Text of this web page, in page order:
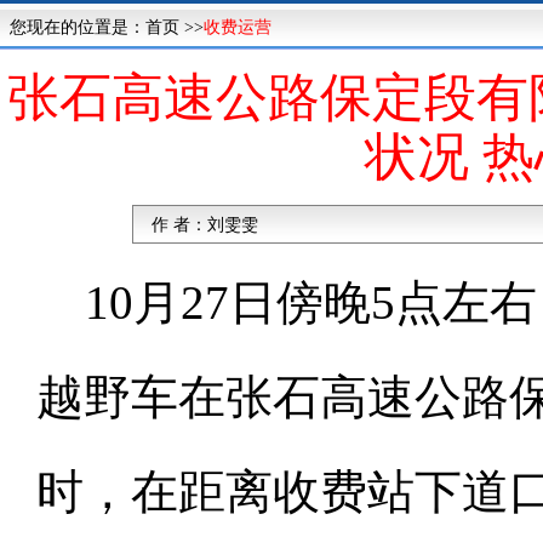
您现在的位置是： 首页 >>收费运营
张石高速公路保定段
状况
作 者： 刘雯雯
10月 27 日傍晚5点左
越野车在张石高速公路
时，在距离收费站下道